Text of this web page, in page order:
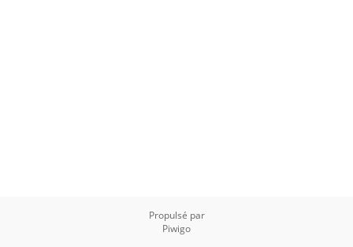
Propulsé par
Piwigo